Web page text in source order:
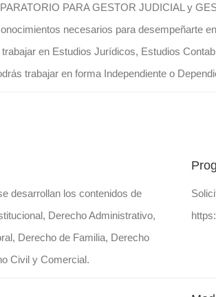
PARA GESTOR JUDICIAL y
necesarios para desempeñarte
en Estudios Jurídicos, Estudios
trabajar en forma Independiente o
desarrollan los contenidos de
Derecho Administrativo,
Derecho de Familia, Derecho
Civil y Comercial.